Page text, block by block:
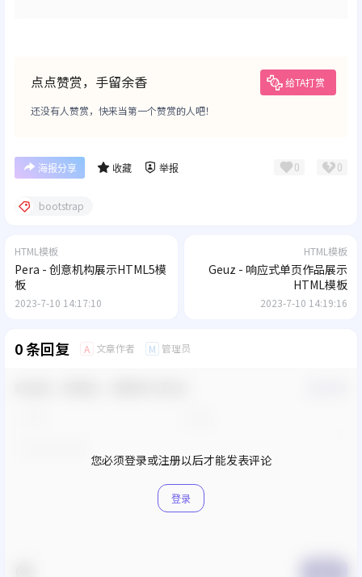
点点赞赏，手留余香 给TA打赏
还没有人赞赏，快来当第一个赞赏的人吧！
海报分享 收藏 举报 0 0
bootstrap
HTML模板
Pera - 创意机构展示HTML5模
板
2023-7-10 14:17:10
HTML模板
Geuz - 响应式单页作品展示
HTML模板
2023-7-10 14:19:16
0 条回复 A 文章作者 M 管理员
您必须登录或注册以后才能发表评论
登录